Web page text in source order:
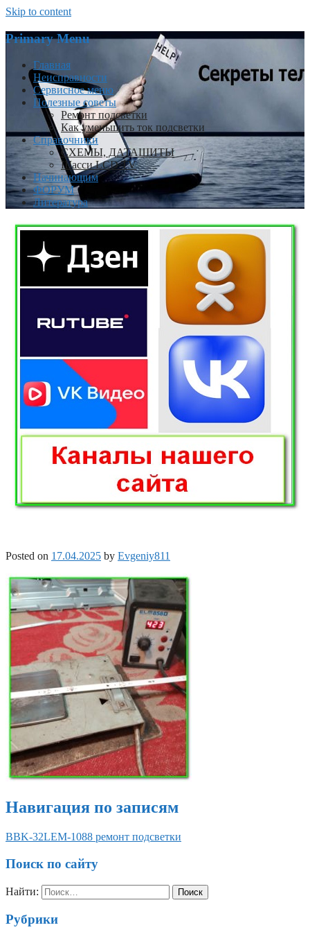
Skip to content
Primary Menu
Главная
Неисправности
Сервисное меню
Полезные советы
Ремонт подсветки
Как уменьшить ток подсветки
Справочники
СХЕМЫ, ДАТАШИТЫ
Шасси LCD TV
Начинающим
ФОРУМ
Литература
Posted on 17.04.2025 by Evgeniy811
Навигация по записям
BBK-32LEM-1088 ремонт подсветки
Поиск по сайту
Найти:
Рубрики